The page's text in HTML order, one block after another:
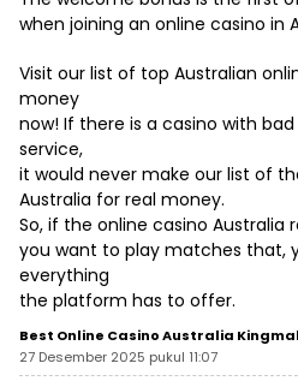
when joining an online casino in
Visit our list of top Australian
money
now! If there is a casino with
service,
it would never make our list of
Australia for real money.
So, if the online casino Australia
you want to play matches that,
everything
the platform has to offer.
Best Online Casino Australia
27 Desember 2025 pukul 11:07